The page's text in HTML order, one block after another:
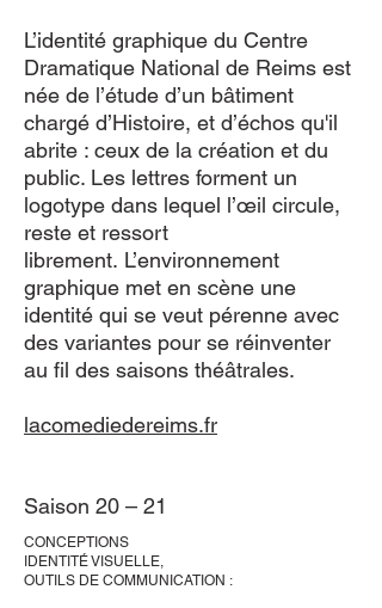
L’identité graphique du Centre
Dramatique National de Reims est
née de l’étude d’un bâtiment
chargé d’Histoire, et d’échos qu'il
abrite : ceux de la création et du
public. Les lettres forment un
logotype dans lequel l’œil circule,
reste et ressort
librement. L’environnement
graphique met en scène une
identité qui se veut pérenne avec
des variantes pour se réinventer
au fil des saisons théâtrales.
lacomediedereims.fr
Saison 20 – 21
CONCEPTIONS
IDENTITÉ VISUELLE,
OUTILS DE COMMUNICATION :